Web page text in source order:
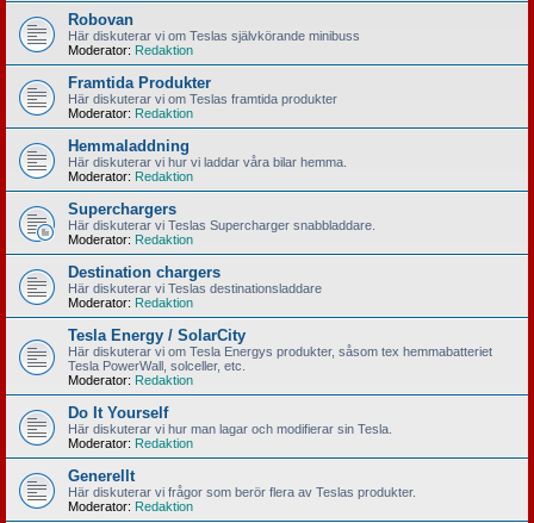
Robovan
Här diskuterar vi om Teslas självkörande minibuss
Moderator: Redaktion
Framtida Produkter
Här diskuterar vi om Teslas framtida produkter
Moderator: Redaktion
Hemmaladdning
Här diskuterar vi hur vi laddar våra bilar hemma.
Moderator: Redaktion
Superchargers
Här diskuterar vi Teslas Supercharger snabbladdare.
Moderator: Redaktion
Destination chargers
Här diskuterar vi Teslas destinationsladdare
Moderator: Redaktion
Tesla Energy / SolarCity
Här diskuterar vi om Tesla Energys produkter, såsom tex hemmabatteriet
Tesla PowerWall, solceller, etc.
Moderator: Redaktion
Do It Yourself
Här diskuterar vi hur man lagar och modifierar sin Tesla.
Moderator: Redaktion
Generellt
Här diskuterar vi frågor som berör flera av Teslas produkter.
Moderator: Redaktion